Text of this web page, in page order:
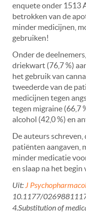
enquete onder 1513
betrokken van de
minder medicijnen,
gebruiken!
Onder de
driekwart (76,7 %)
het gebruik van
tweederde van de
medicijnen tegen
tegen migraine (66,7
alcohol (42,0 %) en
De auteurs schreven,
patiënten aangaven,
minder medicatie
en slaap na het begin
Uit:J
10.1177/
4.Substitution of